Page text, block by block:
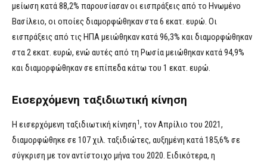
μείωση κατά 88,2% παρουσίασαν οι εισπράξεις από το Ηνωμένο
Βασίλειο, οι οποίες διαμορφώθηκαν στα 6 εκατ. ευρώ. Οι
εισπράξεις από τις ΗΠΑ μειώθηκαν κατά 96,3% και διαμορφώθηκαν
στα 2 εκατ. ευρώ, ενώ αυτές από τη Ρωσία μειώθηκαν κατά 94,9%
και διαμορφώθηκαν σε επίπεδα κάτω του 1 εκατ. ευρώ.
Εισερχόμενη ταξιδιωτική κίνηση
Η εισερχόμενη ταξιδιωτική κίνηση1, τον Απρίλιο του 2021,
διαμορφώθηκε σε 107 χιλ. ταξιδιώτες, αυξημένη κατά 185,6% σε
σύγκριση με τον αντίστοιχο μήνα του 2020. Ειδικότερα, η